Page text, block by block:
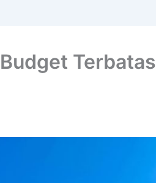
Terbatas